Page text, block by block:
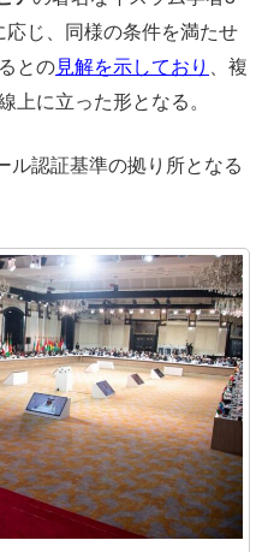
応じ、同様の条件を満たせ
との見解を示しており
、複
上に立った形となる。
ル認証基準の拠り所となる